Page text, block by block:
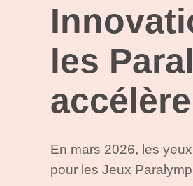
les
En mars 2026, les
pour les Jeux